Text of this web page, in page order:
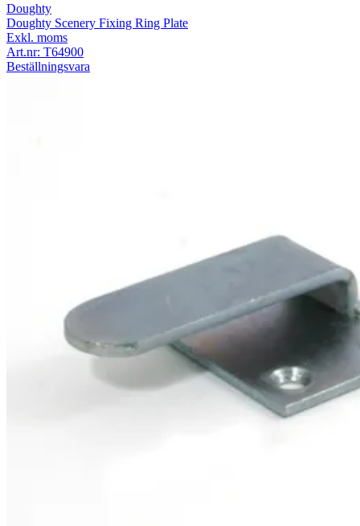
Doughty
Doughty Scenery Fixing Ring Plate
Exkl. moms
Art.nr: T64900
Beställningsvara